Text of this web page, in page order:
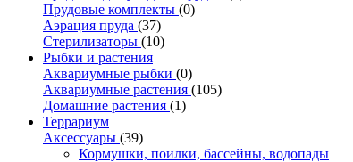
Прудовые комплекты (0)
Аэрация пруда (37)
Стерилизаторы (10)
Рыбки и растения
Аквариумные рыбки (0)
Аквариумные растения (105)
Домашние растения (1)
Террариум
Аксессуары (39)
Кормушки, поилки, бассейны, водопады